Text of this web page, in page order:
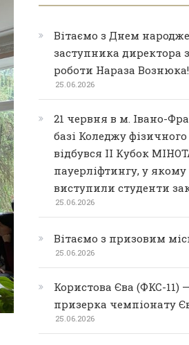
Вітаємо з Днем
заступника директора
роботи Нараза Вознюка!
25.06.2026
21 червня в м. Івано-
базі Коледжу
відбувся ІІ Кубок
пауерліфтингу, у
виступили студенти
25.06.2026
Вітаємо з призовим
25.06.2026
Користова Єва (ФКС-11)
призерка чемпіонату
25.06.2026